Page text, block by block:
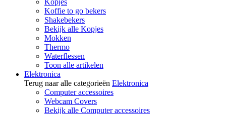
Kopjes
Koffie to go bekers
Shakebekers
Bekijk alle Kopjes
Mokken
Thermo
Waterflessen
Toon alle artikelen
Elektronica
Terug naar alle categorieën Elektronica
Computer accessoires
Webcam Covers
Bekijk alle Computer accessoires